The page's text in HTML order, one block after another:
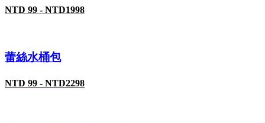
NTD 99 - NTD1998
蕾絲水桶包
NTD 99 - NTD2298